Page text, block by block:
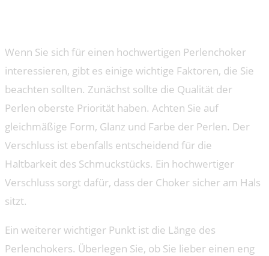
Wenn Sie sich für einen hochwertigen Perlenchoker
interessieren, gibt es einige wichtige Faktoren, die Sie
beachten sollten. Zunächst sollte die Qualität der
Perlen oberste Priorität haben. Achten Sie auf
gleichmäßige Form, Glanz und Farbe der Perlen. Der
Verschluss ist ebenfalls entscheidend für die
Haltbarkeit des Schmuckstücks. Ein hochwertiger
Verschluss sorgt dafür, dass der Choker sicher am Hals
sitzt.
Ein weiterer wichtiger Punkt ist die Länge des
Perlenchokers. Überlegen Sie, ob Sie lieber einen eng